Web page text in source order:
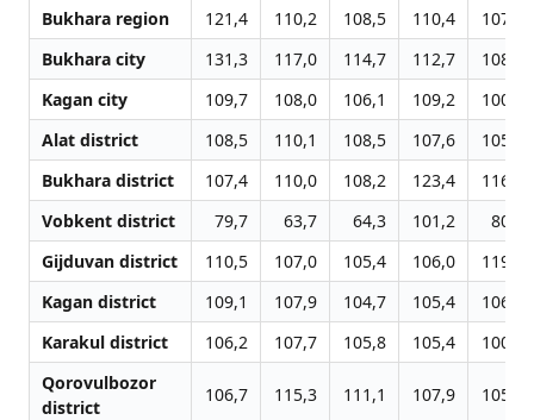
Bukhara region 121,4 110,2 108,5 110,4
107,0
Bukhara city
131,3 117,0 114,7 112,7
108,5
Kagan city
109,7 108,0 106,1 109,2
100,7
Alat district
108,5 110,1 108,5 107,6
105,7
Bukhara district
107,4 110,0 108,2 123,4
116,3
Vobkent district
79,7 63,7 64,3 101,2
80,0
Gijduvan district
110,5 107,0 105,4 106,0
119,4
Kagan district
109,1 107,9 104,7 105,4
106,2
Karakul district
106,2 107,7 105,8 105,4
100,9
Qorovulbozor
district
106,7 115,3 111,1 107,9 105,9